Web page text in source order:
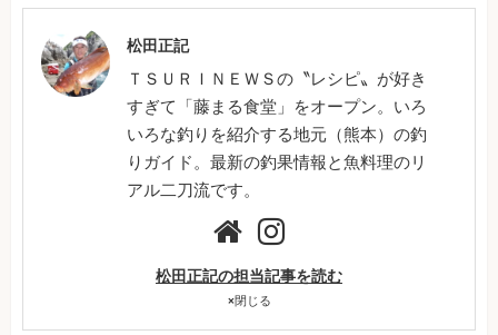
松田正記
ＴＳＵＲＩＮＥＷＳの〝レシピ〟が好き
すぎて「藤まる食堂」をオープン。いろ
いろな釣りを紹介する地元（熊本）の釣
りガイド。最新の釣果情報と魚料理のリ
アル二刀流です。
松田正記の担当記事を読む
×閉じる